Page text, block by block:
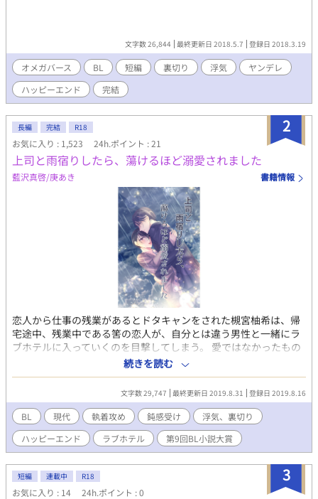
文字数 26,844 最終更新日 2018.5.7 登録日 2018.3.19
オメガバース BL 短編 裏切り 浮気
ヤンデレ
ハッピーエンド
完結
2
長編 完結 R18
お気に入り : 1,523 24h.ポイント : 21
上司と雨宿りしたら、蕩けるほど溺愛されました
藍沢真啓/庚あき 書籍情報
恋人から仕事の残業があるとドタキャンをされた槻宮柚希は、帰
宅途中、残業中である筈の恋人が、自分とは違う男性と一緒にラ
ブホテルに入っていくのを目撃してしまう。 愛ではなかったもの
の好意があった恋人からの裏切りに、強がって別れのメッセージ
を送ったら、なぜか現れたのは会社の上司でもある嵯峨零一。 す
ったもんだの末、降り出した雨が勢いを増し、雨宿りの為に入っ
たのは、恋人が他の男とくぐったラブホテル!? 上司はノンケの筈
だし、大丈夫…だよね？ ヤンデレ執着心強い上司×失恋したばか
りの部下 甘イチャラブコメです。 上司と雨宿りしたら恋人になり
ました、のBLバージョンとなりますが、キャラクターの名前、性
格、展開等が違います。 そちらも楽しんでいただければ幸いでご
ざいます。 また、Fujossyさんのコンテストの参加作品です。
続きを読む
文字数 29,747 最終更新日 2019.8.31 登録日 2019.8.16
BL 現代 執着攻め 鈍感受け
浮気、裏切り
ハッピーエンド
ラブホテル 第9回BL小説大賞
3
短編 連載中 R18
お気に入り : 14 24h.ポイント : 0